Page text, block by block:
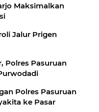
Maksimalkan
Jalur Prigen
Polres Pasuruan
Polres Pasuruan
ke Pasar